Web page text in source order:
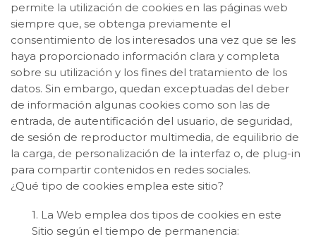
permite la utilización de cookies en las páginas web
siempre que, se obtenga previamente el
consentimiento de los interesados una vez que se les
haya proporcionado información clara y completa
sobre su utilización y los fines del tratamiento de los
datos. Sin embargo, quedan exceptuadas del deber
de información algunas cookies como son las de
entrada, de autentificación del usuario, de seguridad,
de sesión de reproductor multimedia, de equilibrio de
la carga, de personalización de la interfaz o, de plug-in
para compartir contenidos en redes sociales.
¿Qué tipo de cookies emplea este sitio?
1. La Web emplea dos tipos de cookies en este
Sitio según el tiempo de permanencia: